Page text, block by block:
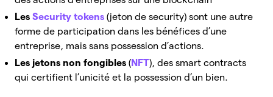
Les Security tokens (jeton de security) sont une autre
forme de participation dans les bénéfices d’une
entreprise, mais sans possession d’actions.
Les jetons non fongibles (NFT), des smart contracts
qui certifient l’unicité et la possession d’un bien.